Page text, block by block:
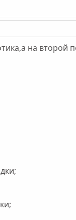
на второй